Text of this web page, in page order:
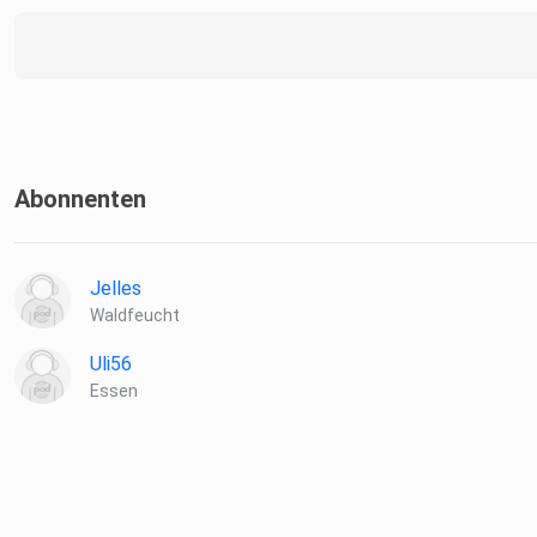
Abonnenten
Jelles
Waldfeucht
Uli56
Essen